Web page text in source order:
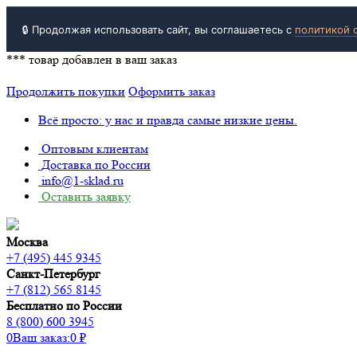
🔒 Продолжая использовать сайт, вы соглашаетесь с политикой
*** товар добавлен в ваш заказ
Продолжить покупки Оформить заказ
Всё просто: у нас и правда самые низкие цены.
Оптовым клиентам
Доставка по России
info@1-sklad.ru
Оставить заявку
Москва
+7 (495) 445 9345
Санкт-Петербург
+7 (812) 565 8145
Бесплатно по России
8 (800) 600 3945
0Ваш заказ:0 ₽